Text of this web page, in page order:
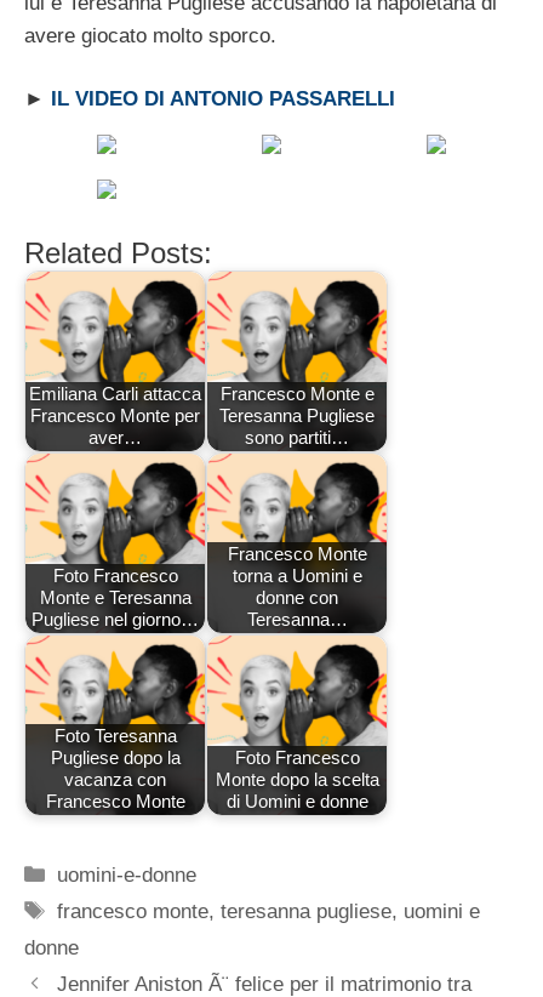
avere giocato molto sporco.
► IL VIDEO DI ANTONIO PASSARELLI
Related Posts:
Emiliana Carli attacca
Francesco Monte per
aver…
Francesco Monte e
Teresanna Pugliese
sono partiti…
Foto Francesco
Monte e Teresanna
Pugliese nel giorno…
Francesco Monte
torna a Uomini e
donne con
Teresanna…
Foto Teresanna
Pugliese dopo la
vacanza con
Francesco Monte
Foto Francesco
Monte dopo la scelta
di Uomini e donne
Categorie
uomini-e-donne
Tag
francesco monte,teresanna pugliese, uomini e
donne
Jennifer Aniston Ã¨ felice per il matrimonio tra